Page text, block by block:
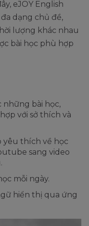
eJOY English
dạng chủ đề,
lượng khác nhau
bài học phù hợp
những bài học,
với sở thích và
yêu thích về học
sang video
mỗi ngày.
hiển thị qua ứng